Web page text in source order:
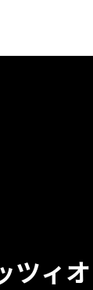
ツィ